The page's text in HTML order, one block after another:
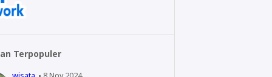
Terpopuler